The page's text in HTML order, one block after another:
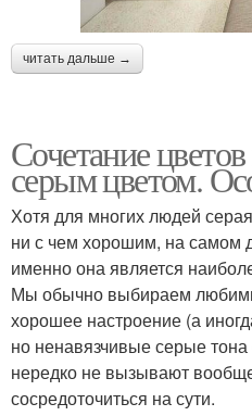
читать дальше →
Сочетание
серым цветом.
Хотя для многих людей
ни с чем хорошим, на самом
именно она является
Мы обычно выбираем
хорошее настроение (а
но ненавязчивые серые
нередко не вызывают
сосредоточиться на сути.